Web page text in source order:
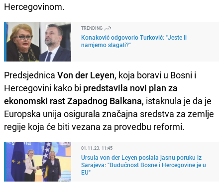
Hercegovinom.
TRENDING
Konaković odgovorio Turković: "Jeste li
namjerno slagali?"
Predsjednica Von der Leyen, koja boravi u Bosni i
Hercegovini kako bi predstavila novi plan za
ekonomski rast Zapadnog Balkana, istaknula je da je
Europska unija osigurala značajna sredstva za zemlje
regije koja će biti vezana za provedbu reformi.
01.11.23. 11:45
Ursula von der Leyen poslala jasnu poruku iz
Sarajeva: "Budućnost Bosne i Hercegovine je u
EU"